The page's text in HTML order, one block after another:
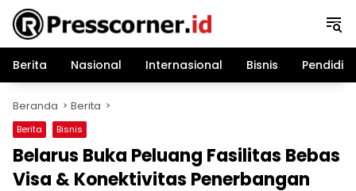
Langsung
konten
Berita
Nasional Internasional Bisnis
Beranda Berita
Berita Bisnis
Belarus Buka Peluang Fasilitas Bebas
Visa & Konektivitas Penerbangan